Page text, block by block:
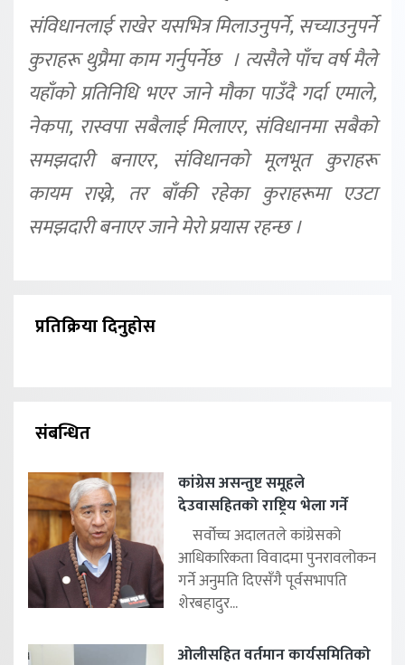
संविधानलाई राखेर यसभित्र मिलाउनुपर्ने, सच्याउनुपर्ने
कुराहरू थुप्रैमा काम गर्नुपर्नेछ । त्यसैले पाँच वर्ष मैले
यहाँको प्रतिनिधि भएर जाने मौका पाउँदै गर्दा एमाले,
नेकपा, रास्वपा सबैलाई मिलाएर, संविधानमा सबैको
समझदारी बनाएर, संविधानको मूलभूत कुराहरू
कायम राख्ने, तर बाँकी रहेका कुराहरूमा एउटा
समझदारी बनाएर जाने मेरो प्रयास रहन्छ ।
प्रतिक्रिया दिनुहोस
संबन्धित
कांग्रेस असन्तुष्ट समूहले
देउवासहितको राष्ट्रिय भेला गर्ने
सर्वोच्च अदालतले कांग्रेसको
आधिकारिकता विवादमा पुनरावलोकन
गर्ने अनुमति दिएसँगै पूर्वसभापति
शेरबहादुर...
ओलीसहित वर्तमान कार्यसमितिको